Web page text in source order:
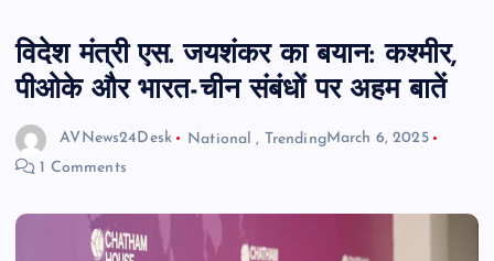
विदेश मंत्री एस. जयशंकर का बयान: कश्मीर,
पीओके और भारत-चीन संबंधों पर अहम बातें
AVNews24Desk National , TrendingMarch 6, 2025
1 Comments